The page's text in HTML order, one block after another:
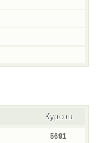
Курсов
5691